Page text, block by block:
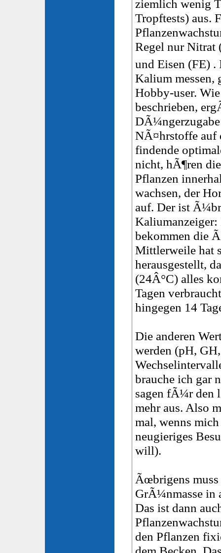
ziemlich wenig
Tropftests) aus.
Regel nur Nitrat
und Eisen (FE)
Kalium
Hobby-user.
beschrieben,
NÃ¤hrstoffe auf
findende
nicht, hÃ¶ren
Pflanzen
wachsen, der
auf. Der ist
bekommen die
Mittlerweile hat
herausgestellt,
(24Â°C) alles
Tagen
hingegen 14
Die anderen
werden (pH,
brauche ich gar
sagen fÃ¼r den
mehr aus. Also
mal, wenns
neugieriges
will).
Ãœbrigens
GrÃ¼nmasse in
Das ist dann
den Pflanzen